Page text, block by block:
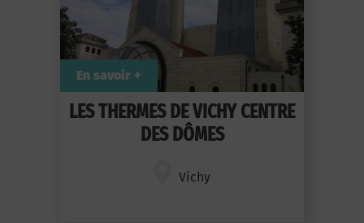
LES THERMES DE VICHY CENTRE
DES DÔMES
Vichy
En savoir +